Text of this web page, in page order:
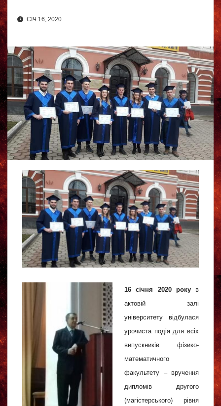
СІЧ 16, 2020
16 січня 2020 рокув
актовій залі
університету відбулася
урочиста подія для всіх
випускників фізико-
математичного
факультету – вручення
дипломів другого
(магістерського) рівня